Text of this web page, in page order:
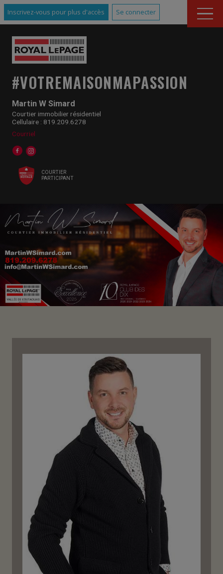
Inscrivez-vous pour plus d'accès Se connecter
Martin W Simard
Courtier immobilier résidentiel
Cellulaire : 819.209.6278
Courriel
COURTIER
PARTICIPANT
#VOTREMAISONMAPASSION